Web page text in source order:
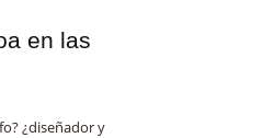
en las
¿diseñador y